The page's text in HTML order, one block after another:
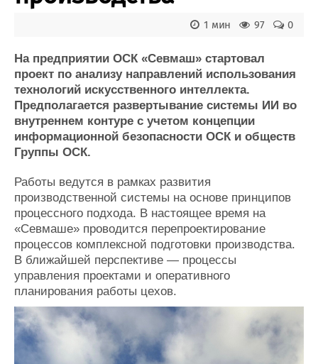
Крюинг
Журнал
Реклама
Услуги
Конференции
Выставки и семинары
Личности
Словарь
Флот
Форум
Отзывы
Все службы
0
97
1 мин
На предприятии ОСК «Севмаш» стартовал
проект по анализу направлений использования
технологий искусственного интеллекта.
Предполагается развертывание системы ИИ во
внутреннем контуре с учетом концепции
информационной безопасности ОСК и обществ
Группы ОСК.
Работы ведутся в рамках развития
производственной системы на основе принципов
процессного подхода. В настоящее время на
«Севмаше» проводится перепроектирование
процессов комплексной подготовки производства.
В ближайшей перспективе — процессы
управления проектами и оперативного
планирования работы цехов.